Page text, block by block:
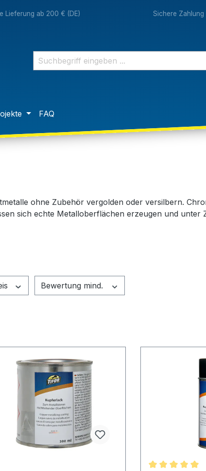
Lieferung ab 200 € (DE) Sichere Zahlung
FAQ
ohne Zubehör vergolden oder versilbern.
sich echte Metalloberflächen erzeugen und
Bewertung mind.